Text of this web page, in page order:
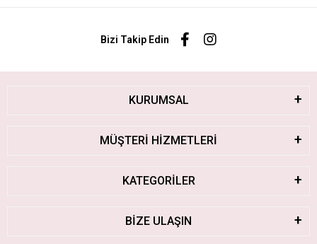
Bizi Takip Edin
KURUMSAL
MÜŞTERİ HİZMETLERİ
KATEGORİLER
BİZE ULAŞIN